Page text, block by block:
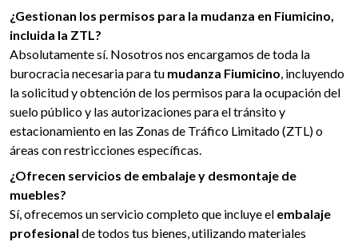
¿Gestionan los permisos para la mudanza en Fiumicino,
incluida la ZTL?
Absolutamente sí. Nosotros nos encargamos de toda la
burocracia necesaria para tu mudanza Fiumicino, incluyendo
la solicitud y obtención de los permisos para la ocupación del
suelo público y las autorizaciones para el tránsito y
estacionamiento en las Zonas de Tráfico Limitado (ZTL) o
áreas con restricciones específicas.
¿Ofrecen servicios de embalaje y desmontaje de
muebles?
Sí, ofrecemos un servicio completo que incluye el embalaje
profesional de todos tus bienes, utilizando materiales